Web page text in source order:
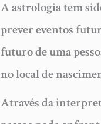
A astrologia tem
prever eventos
futuro de uma
no local de
Através da